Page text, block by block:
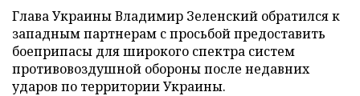
Глава Украины Владимир Зеленский обратился к
западным партнерам с просьбой предоставить
боеприпасы для широкого спектра систем
противовоздушной обороны после недавних
ударов по территории Украины.